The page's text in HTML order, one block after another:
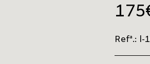
175
Refª.: l-